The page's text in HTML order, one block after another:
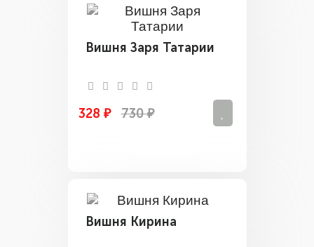
Вишня Заря Татарии
328 ₽ 730 ₽
Вишня Кирина